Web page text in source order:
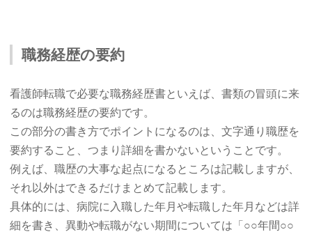
職務経歴の要約
看護師転職で必要な職務経歴書といえば、書類の冒頭に来
るのは職務経歴の要約です。
この部分の書き方でポイントになるのは、文字通り職歴を
要約すること、つまり詳細を書かないということです。
例えば、職歴の大事な起点になるところは記載しますが、
それ以外はできるだけまとめて記載します。
具体的には、病院に入職した年月や転職した年月などは詳
細を書き、異動や転職がない期間については「○○年間○○